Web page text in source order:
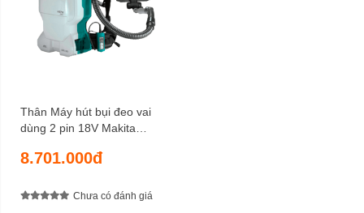
Thân Máy hút bụi đeo vai
dùng 2 pin 18V Makita
8.701.000đ
Chưa có đánh giá